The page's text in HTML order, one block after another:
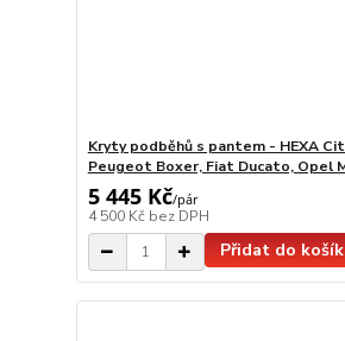
Kryty podběhů s pantem - HEXA
Peugeot Boxer, Fiat Ducato, Opel
5 445 Kč/pár
4 500 Kč bez DPH
Přidat do